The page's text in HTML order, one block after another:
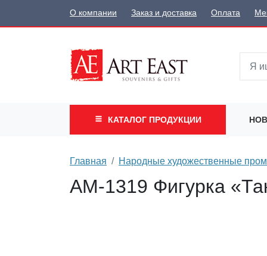
О компании Заказ и доставка Оплата
КАТАЛОГ ПРОДУКЦИИ
Главная Народные художественные
AM-1319 Фигурка